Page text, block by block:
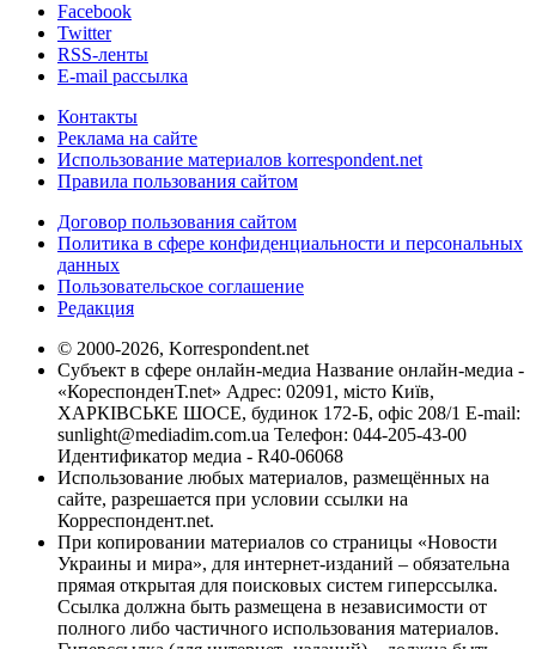
Facebook
Twitter
RSS-ленты
E-mail рассылка
Контакты
Реклама на сайте
Использование материалов korrespondent.net
Правила пользования сайтом
Договор пользования сайтом
Политика в сфере конфиденциальности и персональных
данных
Пользовательское соглашение
Редакция
© 2000-2026, Korrespondent.net
Субъект в сфере онлайн-медиа Название онлайн-медиа -
«КореспонденТ.net» Адрес: 02091, місто Київ,
ХАРКІВСЬКЕ ШОСЕ, будинок 172-Б, офіс 208/1 E-mail:
sunlight@mediadim.com.ua Телефон: 044-205-43-00
Идентификатор медиа - R40-06068
Использование любых материалов, размещённых на
сайте, разрешается при условии ссылки на
Корреспондент.net.
При копировании материалов со страницы «Новости
Украины и мира», для интернет-изданий – обязательна
прямая открытая для поисковых систем гиперссылка.
Ссылка должна быть размещена в независимости от
полного либо частичного использования материалов.